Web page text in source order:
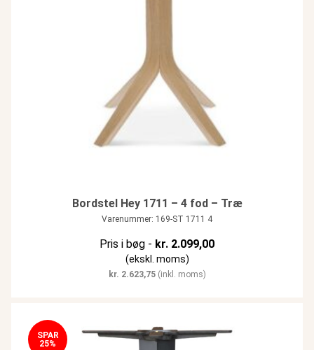
Bordstel Hey 1711 – 4 fod – Træ
Varenummer: 169-ST 1711 4
Pris i bøg - kr. 2.099,00
(ekskl. moms)
kr. 2.623,75(inkl. moms)
SPAR
25%